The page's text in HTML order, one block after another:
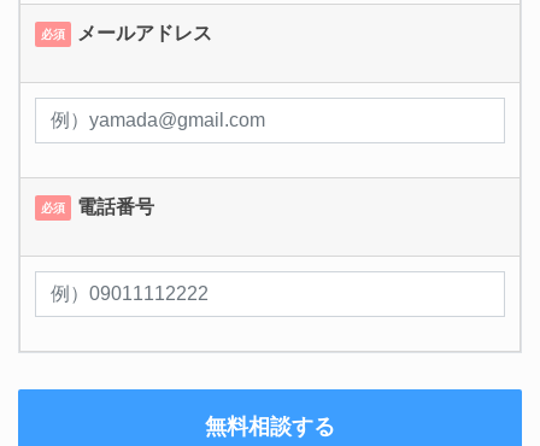
必須 メールアドレス
必須 電話番号